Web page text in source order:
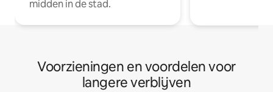
midden in de stad.
Voorzieningen en voordelen voor
langere verblijven